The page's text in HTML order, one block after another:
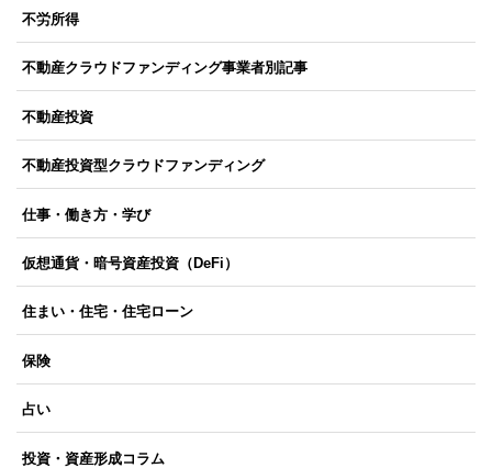
不労所得
不動産クラウドファンディング事業者別記事
不動産投資
不動産投資型クラウドファンディング
仕事・働き方・学び
仮想通貨・暗号資産投資（DeFi）
住まい・住宅・住宅ローン
保険
占い
投資・資産形成コラム